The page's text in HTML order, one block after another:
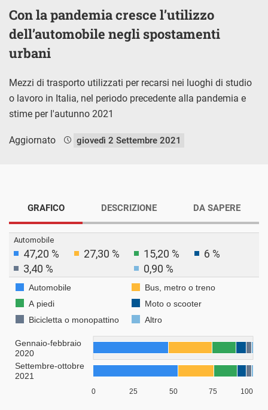
Con la pandemia cresce l’utilizzo
dell’automobile negli spostamenti
urbani
Mezzi di trasporto utilizzati per recarsi nei luoghi di studio
o lavoro in Italia, nel periodo precedente alla pandemia e
stime per l'autunno 2021
Aggiornato giovedì 2 Settembre 2021
GRAFICO DESCRIZIONE DA SAPERE